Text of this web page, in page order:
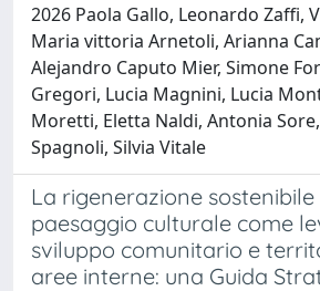
2026 Paola Gallo, Leonardo Zaffi,
Maria vittoria Arnetoli, Arianna
Alejandro Caputo Mier, Simone
Gregori, Lucia Magnini, Lucia
Moretti, Eletta Naldi, Antonia
Spagnoli, Silvia Vitale
La rigenerazione sostenibile
paesaggio culturale come
sviluppo comunitario e
aree interne: una Guida